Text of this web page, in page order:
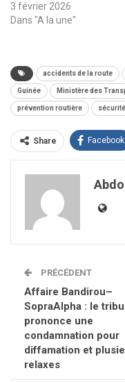
3 février 2026
Dans "A la une"
accidents de la route
Guinée Ministère des
prévention routière
Share Facebook
PRÉCÉDENT
Affaire Bandirou–
SopraAlpha : le
prononce une
condamnation pour
diffamation et
relaxes